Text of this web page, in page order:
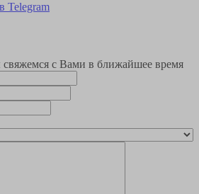
Telegram
с Вами в ближайшее время